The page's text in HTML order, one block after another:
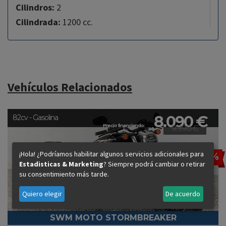
Cilindros: 2
Cilindrada: 1200 cc.
Vehículos Relacionados
Precio financiando: 8.090 €
9.990 €
-20%
82cv - Gasolina
SWM MOTO STORMBREAKER
¡Hola! ¿Podríamos habilitar algunos servicios adicionales para
Estadisticas & Marketing? Siempre podrá cambiar o retirar
su consentimiento más tarde.
Quiero elegir De acuerdo